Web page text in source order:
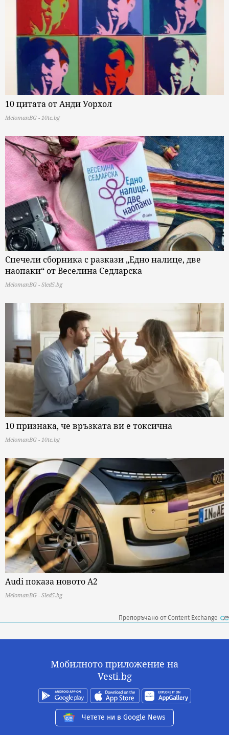
10 цитата от Анди Уорхол
MelomanBG - 10te.bg
Спечели сборника с разкази „Едно налице, две
наопаки“ от Веселина Седларска
MelomanBG - Sled5.bg
10 признака, че връзката ви е токсична
MelomanBG - 10te.bg
Audi показа новото A2
MelomanBG - Sled5.bg
Препоръчано от Content Exchange
Мобилното приложение на
Vesti.bg
Четете ни в Google News